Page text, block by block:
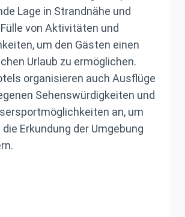
Lage in Strandnähe und
von Aktivitäten und
um den Gästen einen
Urlaub zu ermöglichen.
organisieren auch Ausflüge
Sehenswürdigkeiten und
an, um
Erkundung der Umgebung